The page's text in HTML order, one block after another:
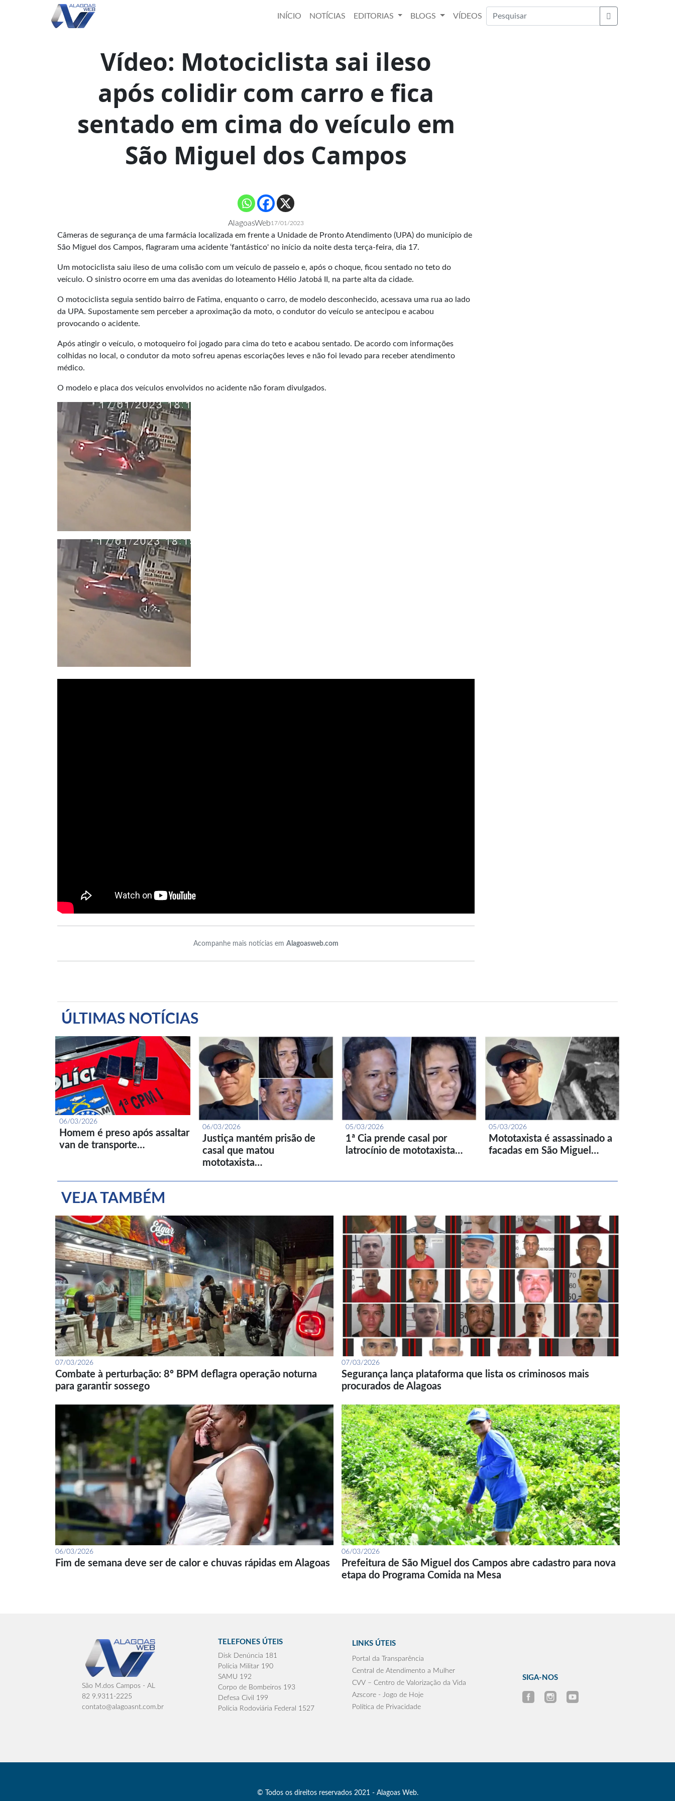
INÍCIO NOTÍCIAS EDITORIAS BLOGS
VÍDEOS
Buscar
Vídeo: Motociclista sai ileso
após colidir com carro e fica
sentado em cima do veículo em
São Miguel dos Campos
AlagoasWeb17/01/2023
Câmeras de segurança de uma farmácia localizada em frente a Unidade de Pronto Atendimento (UPA) do município de
São Miguel dos Campos, flagraram uma acidente ‘fantástico' no início da noite desta terça-feira, dia 17.
Um motociclista saiu ileso de uma colisão com um veículo de passeio e, após o choque, ficou sentado no teto do
veículo. O sinistro ocorre em uma das avenidas do loteamento Hélio Jatobá II, na parte alta da cidade.
O motociclista seguia sentido bairro de Fatima, enquanto o carro, de modelo desconhecido, acessava uma rua ao lado
da UPA. Supostamente sem perceber a aproximação da moto, o condutor do veículo se antecipou e acabou
provocando o acidente.
Após atingir o veículo, o motoqueiro foi jogado para cima do teto e acabou sentado. De acordo com informações
colhidas no local, o condutor da moto sofreu apenas escoriações leves e não foi levado para receber atendimento
médico.
O modelo e placa dos veículos envolvidos no acidente não foram divulgados.
Acompanhe mais notícias em Alagoasweb.com
ÚLTIMAS NOTÍCIAS
06/03/2026
Homem é preso após assaltar
van de transporte…
06/03/2026
Justiça mantém prisão de
casal que matou
mototaxista…
05/03/2026
1ª Cia prende casal por
latrocínio de mototaxista…
05/03/2026
Mototaxista é assassinado a
facadas em São Miguel…
VEJA TAMBÉM
07/03/2026
Combate à perturbação: 8º BPM deflagra operação noturna
para garantir sossego
07/03/2026
Segurança lança plataforma que lista os criminosos mais
procurados de Alagoas
06/03/2026
Fim de semana deve ser de calor e chuvas rápidas em Alagoas
06/03/2026
Prefeitura de São Miguel dos Campos abre cadastro para nova
etapa do Programa Comida na Mesa
São M.dos Campos - AL
82 9.9311-2225
contato@alagoasnt.com.br
TELEFONES ÚTEIS
Disk Denúncia 181
Polícia Militar 190
SAMU 192
Corpo de Bombeiros 193
Defesa Civil 199
Polícia Rodoviária Federal 1527
LINKS ÚTEIS
Portal da Transparência
Central de Atendimento a Mulher
CVV – Centro de Valorização da Vida
Azscore - Jogo de Hoje
Política de Privacidade
SIGA-NOS
© Todos os direitos reservados 2021 - Alagoas Web.